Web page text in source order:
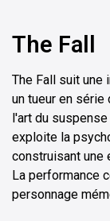
The Fall
The Fall suit une
un tueur en
l'art du
exploite la
construisant une
La performance
personnage